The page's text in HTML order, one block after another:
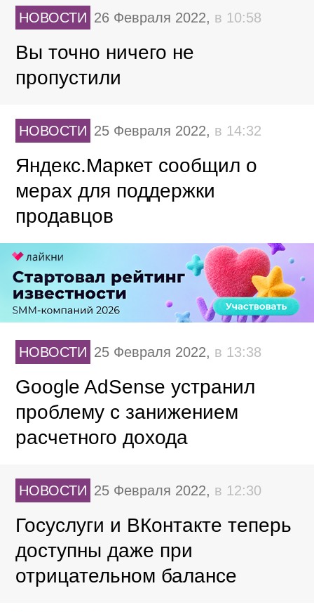
НОВОСТИ 26 Февраля 2022, в 10:58
Вы точно ничего не
пропустили
НОВОСТИ 25 Февраля 2022, в 14:32
Яндекс.Маркет сообщил о
мерах для поддержки
продавцов
НОВОСТИ 25 Февраля 2022, в 13:38
Google AdSense устранил
проблему с занижением
расчетного дохода
НОВОСТИ 25 Февраля 2022, в 12:30
Госуслуги и ВКонтакте теперь
доступны даже при
отрицательном балансе